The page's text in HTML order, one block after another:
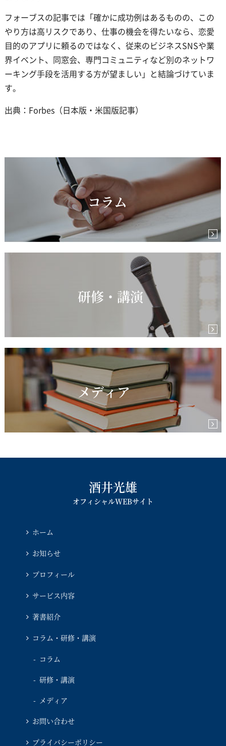
フォーブスの記事では「確かに成功例はあるものの、この
やり方は高リスクであり、仕事の機会を得たいなら、恋愛
目的のアプリに頼るのではなく、従来のビジネスSNSや業
界イベント、同窓会、専門コミュニティなど別のネットワ
ーキング手段を活用する方が望ましい」と結論づけていま
す。
出典：Forbes（日本版・米国版記事）
コラム
研修・講演
メディア
酒井光雄
オフィシャルWEBサイト
ホーム
お知らせ
プロフィール
サービス内容
著書紹介
コラム・研修・講演
コラム
研修・講演
メディア
お問い合わせ
プライバシーポリシー